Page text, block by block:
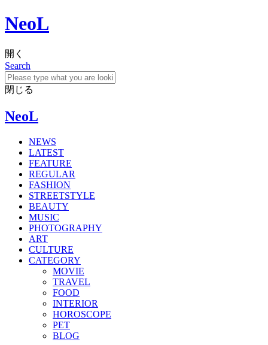
NeoL
開く
Search
閉じる
NeoL
NEWS
LATEST
FEATURE
REGULAR
FASHION
STREETSTYLE
BEAUTY
MUSIC
PHOTOGRAPHY
ART
CULTURE
CATEGORY
MOVIE
TRAVEL
FOOD
INTERIOR
HOROSCOPE
PET
BLOG